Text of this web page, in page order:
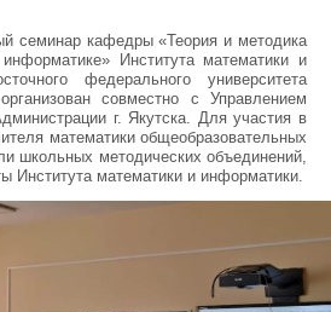
семинар кафедры «Теория и методика
Института математики и
федерального университета
совместно с Управлением
г. Якутска. Для участия в
математики общеобразовательных
школьных методических объединений,
Института математики и информатики.